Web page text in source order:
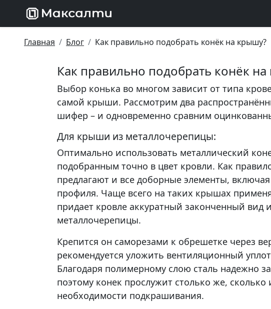
Главная Блог Как правильно подобрать конёк на крышу?
Как правильно подобрать конёк
Выбор конька во многом зависит от типа
самой крыши. Рассмотрим два
шифер – и одновременно сравним
Для крыши из металлочерепицы:
Оптимально использовать металлический
подобранным точно в цвет кровли. Как
предлагают и все доборные элементы,
профиля. Чаще всего на таких крышах
придает кровле аккуратный законченный вид
металлочерепицы.
Крепится он саморезами к обрешетке через
рекомендуется уложить вентиляционный
Благодаря полимерному слою сталь надежно
поэтому конек прослужит столько же,
необходимости подкрашивания.